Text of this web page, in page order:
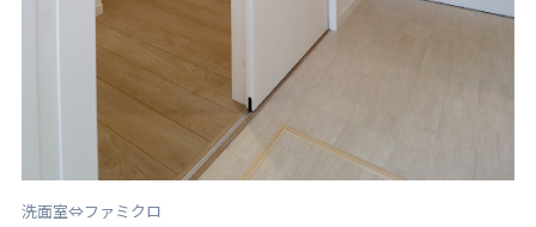
洗面室⇔ファミクロ